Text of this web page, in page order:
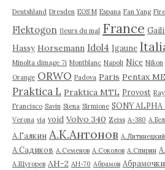
Deutshland Dresden EOS M Espana Fan Yang
Flektogon fleurs du mal France
Hassy Horsemann Idol4 Igaune
Minolta dimage 7i Montblanc Napoli Nice Nikon
Orange ORWO Padova Paris Pentax ME
Praktica L Praktica MTL Provost
Francisco Savin Siena Sirmione SONY ALPHA
Verona via void Volvo 340 Zeiss А-380
А.Галкин А.К.Антонов А.Литинецкий
А.Садиков А.Семенов А.Соколов А.Спирин
А.Щугорев АН-2 АН-70 Абрамов